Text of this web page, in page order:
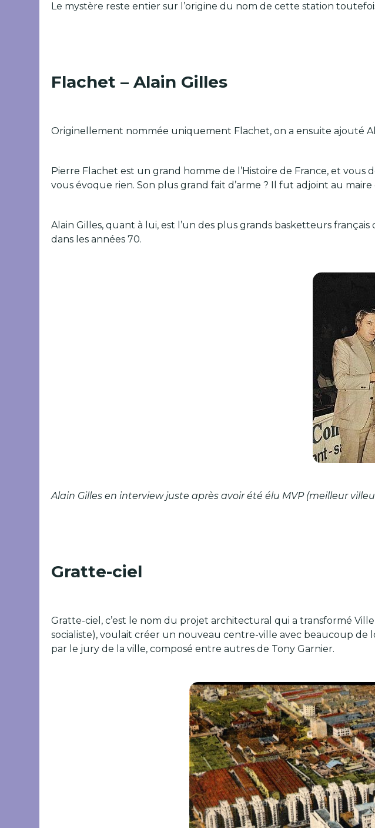
Le mystère reste entier sur l’origine du nom de cette station
Flachet – Alain Gilles
Originellement nommée uniquement Flachet, on a ensuite ajouté
Pierre Flachet est un grand homme de l’Histoire de France, et
vous évoque rien. Son plus grand fait d’arme ? Il fut adjoint au
Alain Gilles, quant à lui, est l’un des plus grands basketteurs
dans les années 70.
Alain Gilles en interview juste après avoir été élu MVP (meilleur
Gratte-ciel
Gratte-ciel, c’est le nom du projet architectural qui a transformé
socialiste), voulait créer un nouveau centre-ville avec beaucoup de
par le jury de la ville, composé entre autres de Tony Garnier.